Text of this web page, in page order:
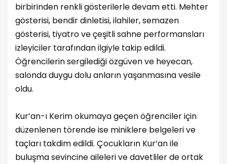
birbirinden renkli gösterilerle devam etti. Mehter
gösterisi, bendir dinletisi, ilahiler, semazen
gösterisi, tiyatro ve çeşitli sahne performansları
izleyiciler tarafından ilgiyle takip edildi.
Öğrencilerin sergilediği özgüven ve heyecan,
salonda duygu dolu anların yaşanmasına vesile
oldu.
Kur’an-ı Kerim okumaya geçen öğrenciler için
düzenlenen törende ise miniklere belgeleri ve
taçları takdim edildi. Çocukların Kur’an ile
buluşma sevincine aileleri ve davetliler de ortak